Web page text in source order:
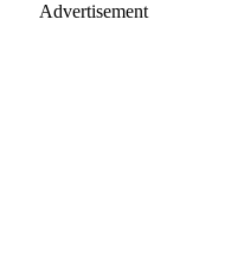
Advertisement